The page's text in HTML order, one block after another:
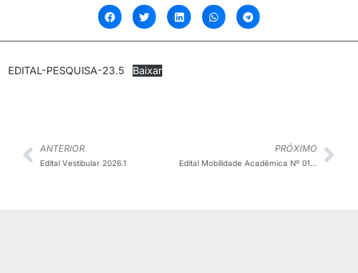
EDITAL-PESQUISA-23.5 Baixar
ANTERIOR
Edital Vestibular 2026.1
PRÓXIMO